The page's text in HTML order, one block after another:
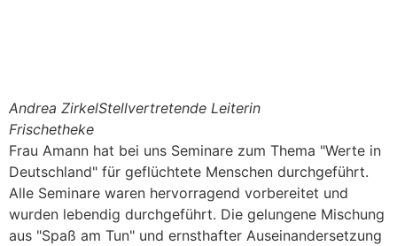
Andrea ZirkelStellvertretende Leiterin
Frischetheke
Frau Amann hat bei uns Seminare zum Thema "Werte in
Deutschland" für geflüchtete Menschen durchgeführt.
Alle Seminare waren hervorragend vorbereitet und
wurden lebendig durchgeführt. Die gelungene Mischung
aus "Spaß am Tun" und ernsthafter Auseinandersetzung